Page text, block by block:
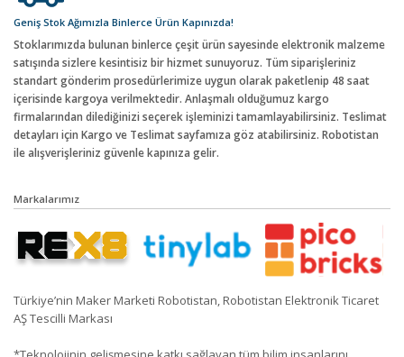
Geniş Stok Ağımızla Binlerce Ürün Kapınızda!
Stoklarımızda bulunan binlerce çeşit ürün sayesinde elektronik malzeme
satışında sizlere kesintisiz bir hizmet sunuyoruz. Tüm siparişleriniz
standart gönderim prosedürlerimize uygun olarak paketlenip 48 saat
içerisinde kargoya verilmektedir. Anlaşmalı olduğumuz kargo
firmalarından dilediğinizi seçerek işleminizi tamamlayabilirsiniz. Teslimat
detayları için Kargo ve Teslimat sayfamıza göz atabilirsiniz. Robotistan
ile alışverişleriniz güvenle kapınıza gelir.
Markalarımız
Türkiye’nin Maker Marketi Robotistan, Robotistan Elektronik Ticaret
AŞ Tescilli Markası